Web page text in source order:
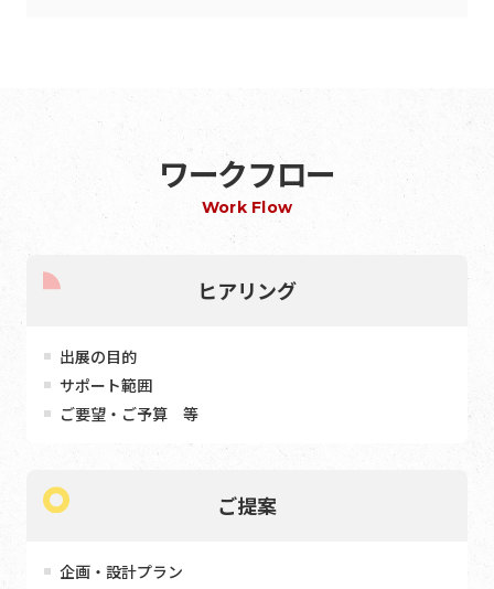
ワークフロー
Work Flow
ヒアリング
出展の目的
サポート範囲
ご要望・ご予算 等
ご提案
企画・設計プラン